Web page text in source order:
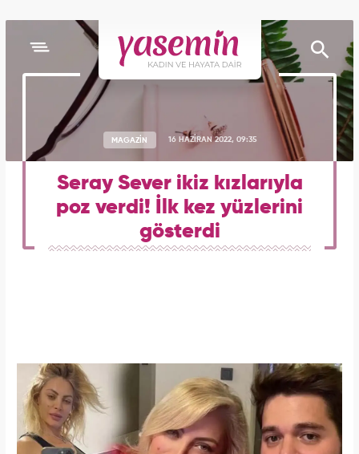
MAGAZİN 16 HAZİRAN 2022, 09:35
Seray Sever ikiz kızlarıyla
poz verdi! İlk kez yüzlerini
gösterdi